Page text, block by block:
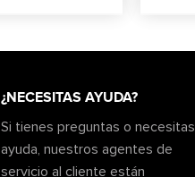
¿NECESITAS AYUDA?
Si tienes preguntas o necesitas
ayuda, nuestros agentes de
servicio al cliente están